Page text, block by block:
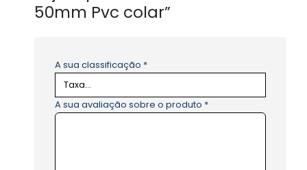
50mm Pvc colar”
A sua classificação *
A sua avaliação sobre o produto *